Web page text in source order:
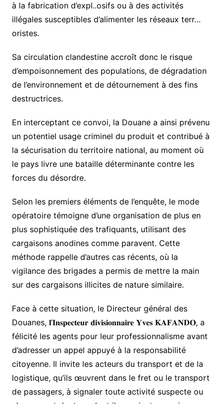
à la fabrication d’expl..osifs ou à des activités
illégales susceptibles d’alimenter les réseaux terr…
oristes.
Sa circulation clandestine accroît donc le risque
d’empoisonnement des populations, de dégradation
de l’environnement et de détournement à des fins
destructrices.
En interceptant ce convoi, la Douane a ainsi prévenu
un potentiel usage criminel du produit et contribué à
la sécurisation du territoire national, au moment où
le pays livre une bataille déterminante contre les
forces du désordre.
Selon les premiers éléments de l’enquête, le mode
opératoire témoigne d’une organisation de plus en
plus sophistiquée des trafiquants, utilisant des
cargaisons anodines comme paravent. Cette
méthode rappelle d’autres cas récents, où la
vigilance des brigades a permis de mettre la main
sur des cargaisons illicites de nature similaire.
Face à cette situation, le Directeur général des
Douanes, 𝐥’𝐈𝐧𝐬𝐩𝐞𝐜𝐭𝐞𝐮𝐫 𝐝𝐢𝐯𝐢𝐬𝐢𝐨𝐧𝐧𝐚𝐢𝐫𝐞 𝐘𝐯𝐞𝐬 𝐊𝐀𝐅𝐀𝐍𝐃𝐎, a
félicité les agents pour leur professionnalisme avant
d’adresser un appel appuyé à la responsabilité
citoyenne. Il invite les acteurs du transport et de la
logistique, qu’ils œuvrent dans le fret ou le transport
de passagers, à signaler toute activité suspecte ou